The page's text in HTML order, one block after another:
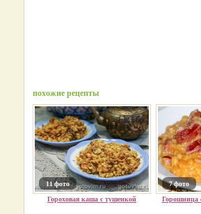
похожие рецепты
11 фото
Гороховая каша с тушенкой
7 фото
Горошница